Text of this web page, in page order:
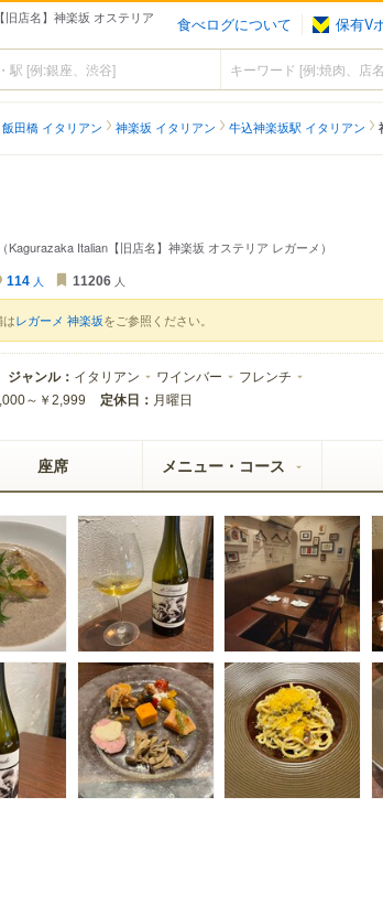
店名】神楽坂 オステリア
食べログについて 保有V
飯田橋 イタリアン 神楽坂 イタリアン 牛込神楽坂駅 イタリアン
（Kagurazaka Italian【旧店名】神楽坂 オステリア レガーメ）
114 人 11206 人
レガーメ 神楽坂をご参照ください。
ジャンル： イタリアン ワインバー フレンチ
～￥2,999 定休日： 月曜日
座席 メニュー・コース